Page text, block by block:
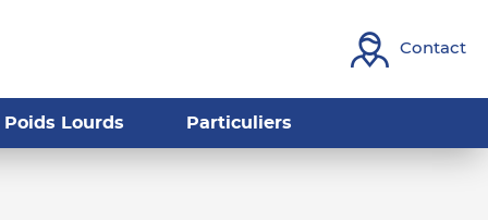
Contact
Poids Lourds Particuliers